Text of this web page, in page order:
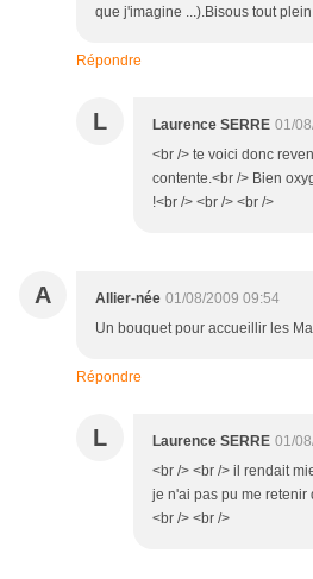
que j'imagine ...).Bisous tout
Répondre
L Laurence SERRE 01/
<br /> te voici donc
contente.<br /> Bien
!<br /> <br /> <br />
A Allier-née 01/08/2009 09:54
Un bouquet pour accueillir les
Répondre
L Laurence SERRE 01/
<br /> <br /> il rendait
je n'ai pas pu me retenir
<br /> <br />